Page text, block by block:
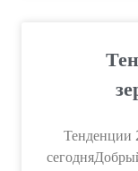
Тенденции